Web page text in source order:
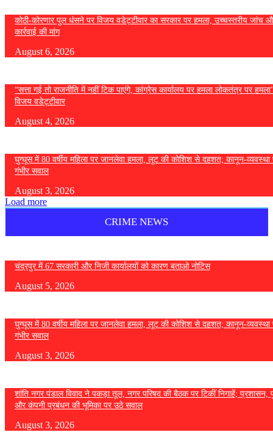
कोठी-कोरणार पुल धंसने पर विजय वडेट्टीवार का सरकार पर हमला, उच्चस्तरीय जांच
कार्रवाई की मांग
August 6, 2026
“सत्ता गई तो राजनीति में नहीं टिक पाएंगे, कांग्रेस कार्यालय पर हमला लोकतंत्र पर
विजय वडेट्टीवार
August 4, 2026
घुग्घूस में 80 वर्षीय महिला पर जानलेवा हमला, लूट की कोशिश से दहशत; कानून-व्यवस्था
गंभीर सवाल
August 3, 2026
Load more
CRIME NEWS
चंद्रपुर में 67 सरकारी और निजी कार्यालयों को कारण बताओ नोटिस
August 5, 2026
घुग्घूस में 80 वर्षीय महिला पर जानलेवा हमला, लूट की कोशिश से दहशत; कानून-व्यवस्था
गंभीर सवाल
August 3, 2026
शांति नगर पंडाल विवाद ने पकड़ा तूल, नगर परिषद की बैठक पर टिकीं निगाहें; प्रशासन,
और कंपनी प्रबंधन की भूमिका पर उठे सवाल
August 3, 2026